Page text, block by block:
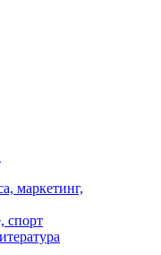
маркетинг,
спорт